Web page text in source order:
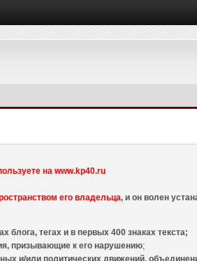
на www.kp40.ru
его владельца, и он волен
блога, тегах и в первых 400 знаках текста;
призывающие к его нарушению;
и/или политических движений,